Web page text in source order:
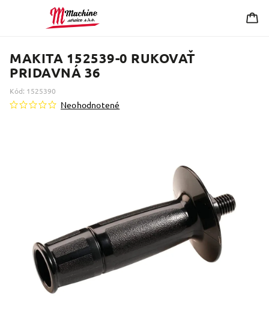
MAKITA 152539-0 RUKOVAŤ
PRIDAVNÁ 36
Kód: 1525390
Neohodnotené